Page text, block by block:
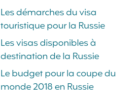
Les démarches du visa
touristique pour la Russie
Les visas disponibles à
destination de la Russie
Le budget pour la coupe du
monde 2018 en Russie